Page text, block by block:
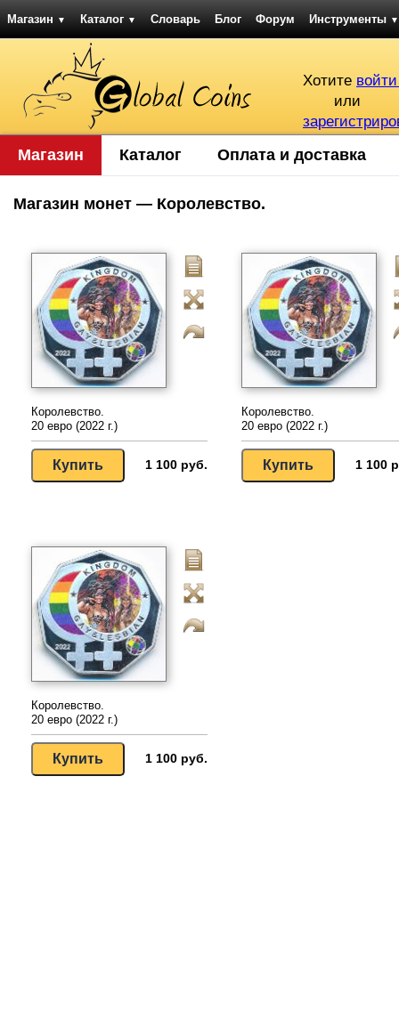
Магазин ▼ Каталог ▼ Словарь Блог Форум Инструменты ▼
Хотите
или
Магазин Каталог Оплата и доставка
Магазин монет — Королевство.
Королевство.
20 евро (2022 г.)
1 100 руб.
Королевство.
20 евро (2022 г.)
1 100
Королевство.
20 евро (2022 г.)
1 100 руб.